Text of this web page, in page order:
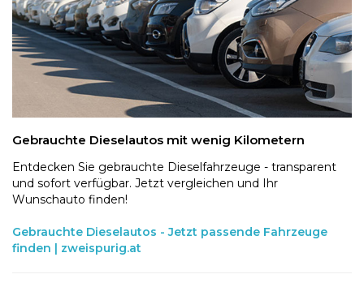
Gebrauchte Dieselautos mit wenig Kilometern
Entdecken Sie gebrauchte Dieselfahrzeuge - transparent
und sofort verfügbar. Jetzt vergleichen und Ihr
Wunschauto finden!
Gebrauchte Dieselautos - Jetzt passende Fahrzeuge
finden | zweispurig.at